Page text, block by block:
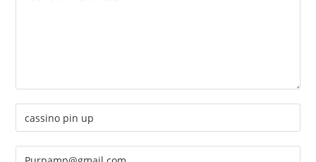
your
name
Enter